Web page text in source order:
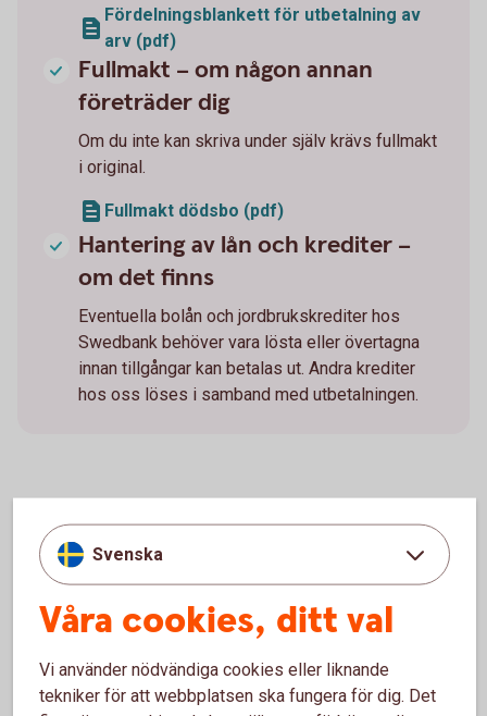
Fördelningsblankett för utbetalning av
arv (pdf)
Fullmakt – om någon annan
företräder dig
Om du inte kan skriva under själv krävs fullmakt
i original.
Fullmakt dödsbo (pdf)
Hantering av lån och krediter –
om det finns
Eventuella bolån och jordbrukskrediter hos
Swedbank behöver vara lösta eller övertagna
innan tillgångar kan betalas ut. Andra krediter
hos oss löses i samband med utbetalningen.
Posta handlingarna i ett frankerat kuvert till:
Swedbank Arvskifte
FE 930
Svenska
Våra cookies, ditt val
Vi använder nödvändiga cookies eller liknande
tekniker för att webbplatsen ska fungera för dig. Det